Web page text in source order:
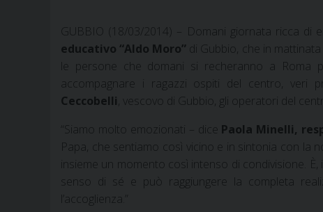
GUBBIO (18/03/2014) – Domani giornata ricca di
educativo “Aldo Moro” di Gubbio, che in
le persone che domani si recheranno a Roma
accompagnare i ragazzi ospiti del centro, veri
Ceccobelli , vescovo di Gubbio, gli operatori del
Siamo molto emozionati – dice Paola Minelli,
Papa, che sentiamo così vicino e in sintonia con la
insieme un momento così intenso di condivisione.
senso di sé e può raggiungere la completa
l’accoglienza.”